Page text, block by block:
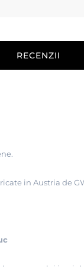
RECENZII
in Austria de